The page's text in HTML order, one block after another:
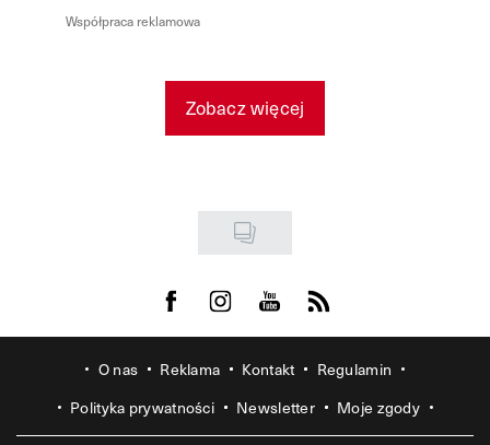
Współpraca reklamowa
Zobacz więcej
Visit us on Facebook
Visit us on Instagram
Visit us on Youtube
Visit us on Rss
O nas Reklama Kontakt
Regulamin
Polityka prywatności
Newsletter Moje zgody